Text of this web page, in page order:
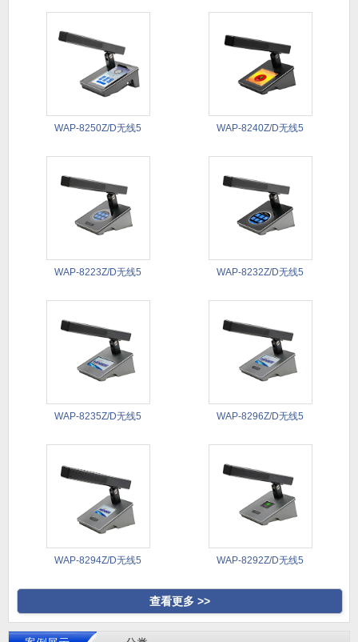
WAP-8250Z/D无线5 WAP-8240Z/D无线5
WAP-8223Z/D无线5 WAP-8232Z/D无线5
WAP-8235Z/D无线5 WAP-8296Z/D无线5
WAP-8294Z/D无线5 WAP-8292Z/D无线5
查看更多 >>